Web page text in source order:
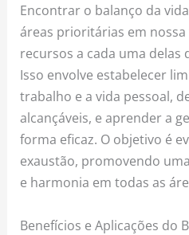
Encontrar o balanço da
áreas prioritárias em
recursos a cada uma delas
Isso envolve estabelecer
trabalho e a vida pessoal,
alcançáveis, e aprender a
forma eficaz. O objetivo é
exaustão, promovendo
e harmonia em todas as
Benefícios e Aplicações do